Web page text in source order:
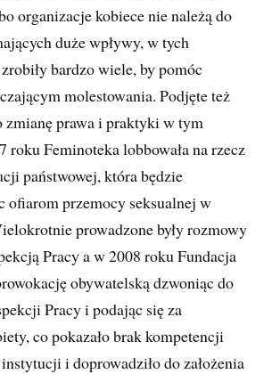
organizacje kobiece nie należą do
duże wpływy, w tych
bardzo wiele, by pomóc
molestowania. Podjęte też
zmianę prawa i praktyki w tym
roku Feminoteka lobbowała na rzecz
państwowej, która będzie
ofiarom przemocy seksualnej w
prowadzone były rozmowy
Pracy a w 2008 roku Fundacja
obywatelską dzwoniąc do
Pracy i podając się za
co pokazało brak kompetencji
i doprowadziło do założenia